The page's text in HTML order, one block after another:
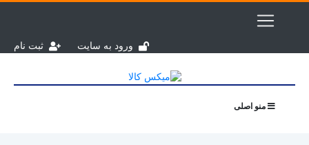
ثبت نام ورود به سایت
منو اصلی